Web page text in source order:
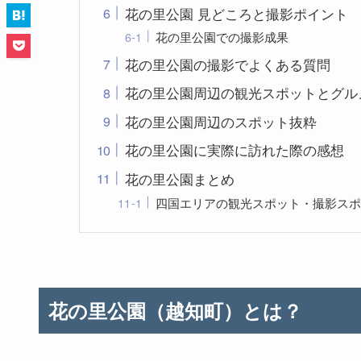
花の里公園 見どころと撮影ポイント
花の里公園での撮影成果
花の里公園の撮影でよくある質問
花の里公園周辺の観光スポットとグ
花の里公園周辺のスポット抜粋
花の里公園に実際に訪れた際の感想
花の里公園まとめ
四国エリアの観光スポット・撮影ス
花の里公園（越知町）とは？